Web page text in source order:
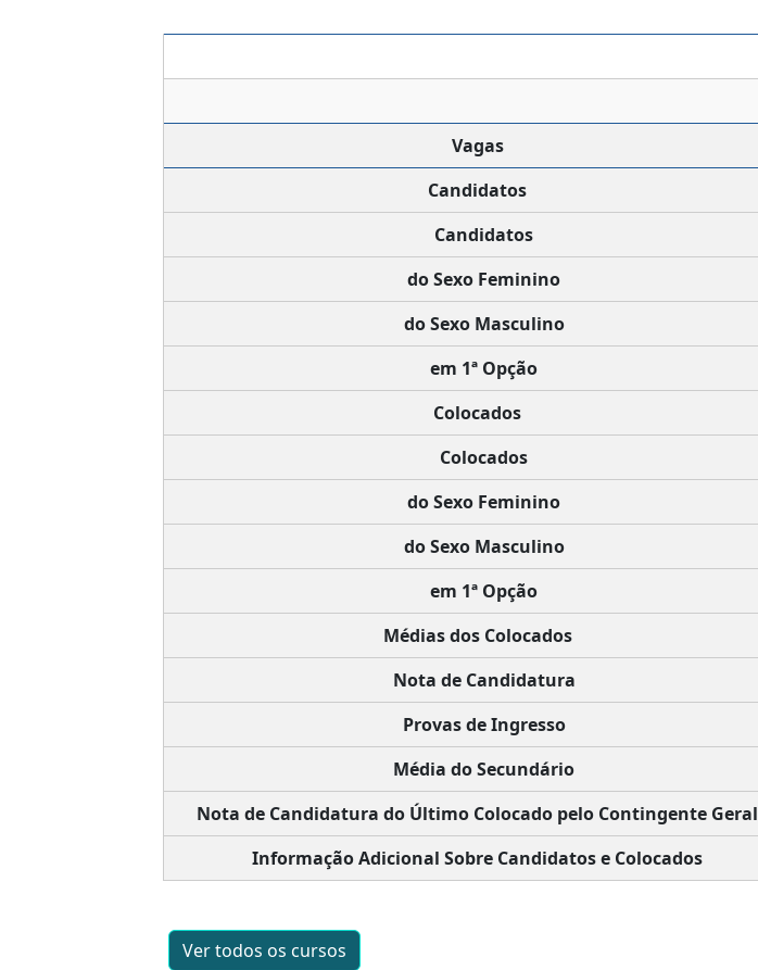
Vagas
Candidatos
Candidatos
do Sexo Feminino
do Sexo Masculino
em 1ª Opção
Colocados
Colocados
do Sexo Feminino
do Sexo Masculino
em 1ª Opção
Médias dos Colocados
Nota de Candidatura
Provas de Ingresso
Média do Secundário
Nota de Candidatura do Último Colocado pelo Contingente Geral
Informação Adicional Sobre Candidatos e Colocados
Ver todos os cursos